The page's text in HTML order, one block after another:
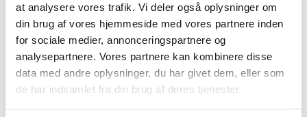
at analysere vores trafik. Vi deler også oplysninger om
din brug af vores hjemmeside med vores partnere inden
for sociale medier, annonceringspartnere og
analysepartnere. Vores partnere kan kombinere disse
data med andre oplysninger, du har givet dem, eller som
de har indsamlet fra din brug af deres tjenester.
Torsdag 5. november 2026, kl. 18:00